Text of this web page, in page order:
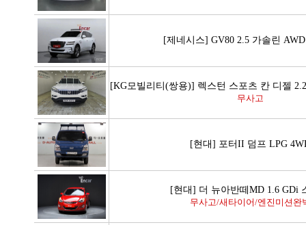
[제네시스] GV80 2.5 가솔린
[KG모빌리티(쌍용)] 렉스턴 스포츠 칸 디젤
무사고
[현대] 포터II 덤프 LPG
[현대] 더 뉴아반떼MD 1.6 GDi
무사고/새타이어/엔진미션완